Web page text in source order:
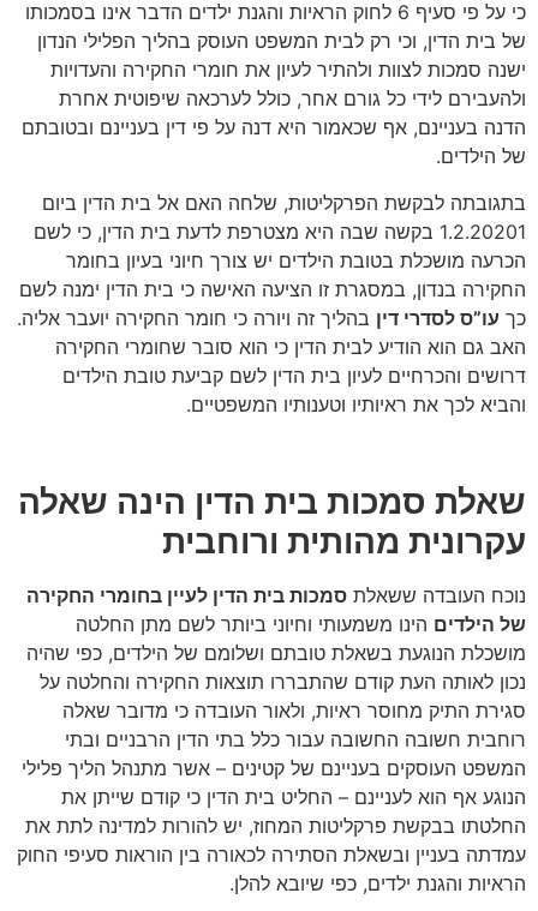
כי על פי סעיף 6 לחוק הראיות והגנת ילדים הדבר אינו בסמכותו
של בית הדין, וכי רק לבית המשפט העוסק בהליך הפלילי הנדון
ישנה סמכות לצוות ולהתיר לעיון את חומרי החקירה והעדויות
ולהעבירם לידי כל גורם אחר, כולל לערכאה שיפוטית אחרת
הדנה בעניינם, אף שכאמור היא דנה על פי דין בעניינם ובטובתם
של הילדים.
בתגובתה לבקשת הפרקליטות, שלחה האם אל בית הדין ביום
1.2.20201 בקשה שבה היא מצטרפת לדעת בית הדין, כי לשם
הכרעה מושכלת בטובת הילדים יש צורך חיוני בעיון בחומר
החקירה בנדון, במסגרת זו הציעה האישה כי בית הדין ימנה לשם
כך עו”ס לסדרי דין בהליך זה ויורה כי חומר החקירה יועבר אליה.
האב גם הוא הודיע לבית הדין כי הוא סובר שחומרי החקירה
דרושים והכרחיים לעיון בית הדין לשם קביעת טובת הילדים
והביא לכך את ראיותיו וטענותיו המשפטיים.
שאלת סמכות בית הדין הינה שאלה
עקרונית מהותית ורוחבית
נוכח העובדה ששאלת סמכות בית הדין לעיין בחומרי החקירה
של הילדים הינו משמעותי וחיוני ביותר לשם מתן החלטה
מושכלת הנוגעת בשאלת טובתם ושלומם של הילדים, כפי שהיה
נכון לאותה העת קודם שהתבררו תוצאות החקירה והחלטה על
סגירת התיק מחוסר ראיות, ולאור העובדה כי מדובר שאלה
רוחבית חשובה החשובה עבור כלל בתי הדין הרבניים ובתי
המשפט העוסקים בעניינם של קטינים – אשר מתנהל הליך פלילי
הנוגע אף הוא לעניינם – החליט בית הדין כי קודם שייתן את
החלטתו בבקשת פרקליטות המחוז, יש להורות למדינה לתת את
עמדתה בעניין ובשאלת הסתירה לכאורה בין הוראות סעיפי החוק
הראיות והגנת ילדים, כפי שיובא להלן.